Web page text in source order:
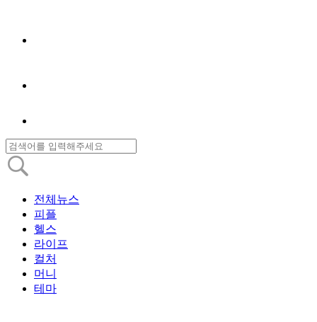
전체뉴스
피플
헬스
라이프
컬처
머니
테마